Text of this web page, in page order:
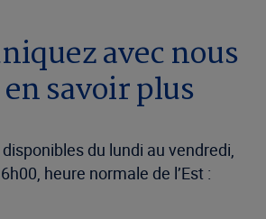
avec nous
savoir plus
du lundi au vendredi,
heure normale de l’Est :